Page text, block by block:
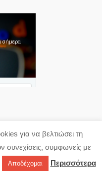
byproDigi
για να βελτιώσει τη
συνεχίσεις, συμφωνείς με
Αποδέχομαι Περισσότερα